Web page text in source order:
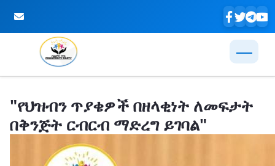
"የህዝብን ጥያቄዎች በዘላቂነት ለመፍታት
በቅንጅት ርብርብ ማድረግ ይገባል"